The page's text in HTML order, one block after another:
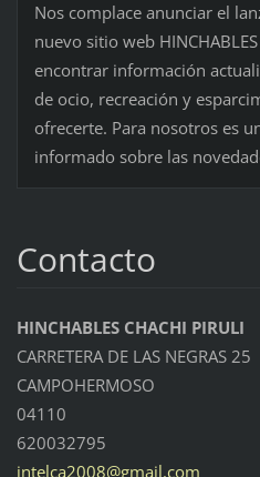
Nos complace anunciar el
nuevo sitio web
encontrar información
de ocio, recreación y
ofrecerte. Para nosotros es
informado sobre las
Contacto
HINCHABLES CHACHI PIRULI
CARRETERA DE LAS NEGRAS 25
CAMPOHERMOSO
04110
620032795
intelca2008@gmail.com